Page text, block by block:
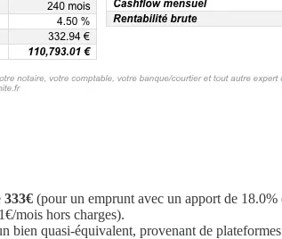
333€ (pour un emprunt avec un apport de
mois hors charges).
quasi-équivalent, provenant de